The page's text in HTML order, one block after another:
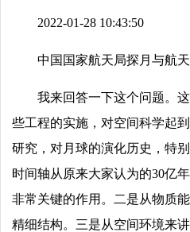
2022-01-28 10:43:50
中国国家航天局探月与航
我来回答一下这个问题。
些工程的实施，对空间科学起
研究，对月球的演化历史，特
时间轴从原来大家认为的30亿
非常关键的作用。二是从物质
精细结构。三是从空间环境来